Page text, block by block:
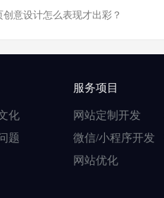
意设计怎么表现才出彩？
化
题
服务项目
网站定制开发
微信/小程序开发
网站优化